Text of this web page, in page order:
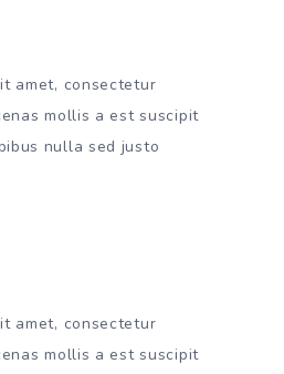
amet, consectetur
mollis a est suscipit
nulla sed justo
amet, consectetur
mollis a est suscipit